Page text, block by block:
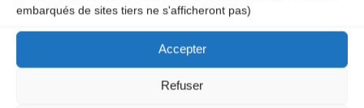
embarqués de sites tiers ne s'afficheront pas)
Accepter
Refuser